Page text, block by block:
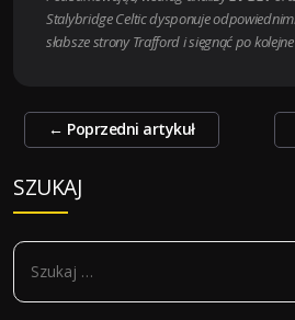
Stalybridge Celtic dysponuje
słabsze strony Trafford i sięgnąć po
Zobacz
← Poprzedni artykuł
SZUKAJ
S